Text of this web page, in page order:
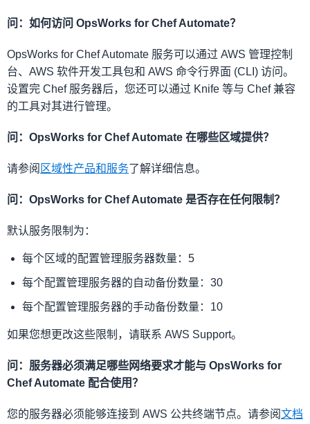
问：如何访问 OpsWorks for Chef Automate？
OpsWorks for Chef Automate 服务可以通过 AWS 管理控制
台、AWS 软件开发工具包和 AWS 命令行界面 (CLI) 访问。
设置完 Chef 服务器后，您还可以通过 Knife 等与 Chef 兼容
的工具对其进行管理。
问：OpsWorks for Chef Automate 在哪些区域提供？
请参阅 区域性产品和服务了解详细信息。
问：OpsWorks for Chef Automate 是否存在任何限制？
默认服务限制为：
每个区域的配置管理服务器数量：5
每个配置管理服务器的自动备份数量：30
每个配置管理服务器的手动备份数量：10
如果您想更改这些限制，请联系 AWS Support。
问：服务器必须满足哪些网络要求才能与 OpsWorks for
Chef Automate 配合使用？
您的服务器必须能够连接到 AWS 公共终端节点。请参阅文档